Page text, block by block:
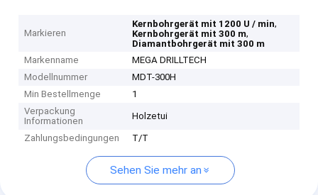
Markieren
Kernbohrgerät mit 1200 U / min,
Kernbohrgerät mit 300 m,
Diamantbohrgerät mit 300 m
Markenname
MEGA DRILLTECH
Modellnummer
MDT-300H
Min Bestellmenge
1
Verpackung
Informationen
Holzetui
Zahlungsbedingungen T/T
Sehen Sie mehr an